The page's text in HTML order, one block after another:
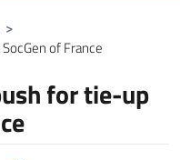
>
of France
for tie-up